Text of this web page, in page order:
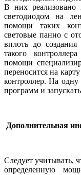
В них реализовано
светодиодом на
помощи таких
световые панно с
вплоть до
такого
помощи
переносится на
контроллер. На одну
программ и
Дополнительная
Следует учитывать,
определенную